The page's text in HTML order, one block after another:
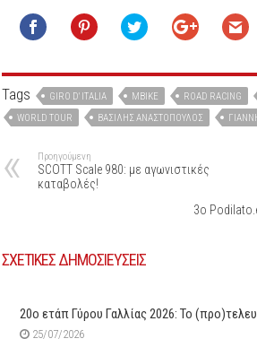
Tags GIRO D' ITALIA MBIKE ROAD RACING
WORLD TOUR
ΒΑΣΊΛΗΣ ΑΝΑΣΤΌΠΟΥΛΟΣ
Προηγούμενη
SCOTT Scale 980: με αγωνιστικές
καταβολές!
3o
ΣΧΕΤΙΚΕΣ ΔΗΜΟΣΙΕΥΣΕΙΣ
20ο ετάπ Γύρου Γαλλίας 2026: Το
25/07/2026